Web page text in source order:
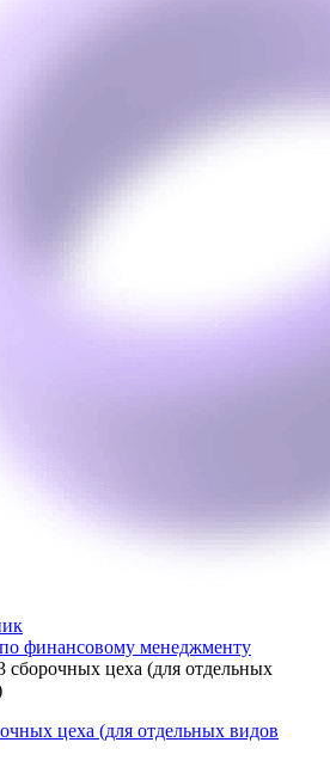
финансовому менеджменту
сборочных цеха (для отдельных
цеха (для отдельных видов